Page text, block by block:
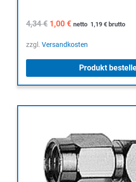
4,34€ Ursprünglicher
war:
1,00 €Aktueller
ist:
netto 1,19 € brutto
zzgl. Versandkosten
Produkt